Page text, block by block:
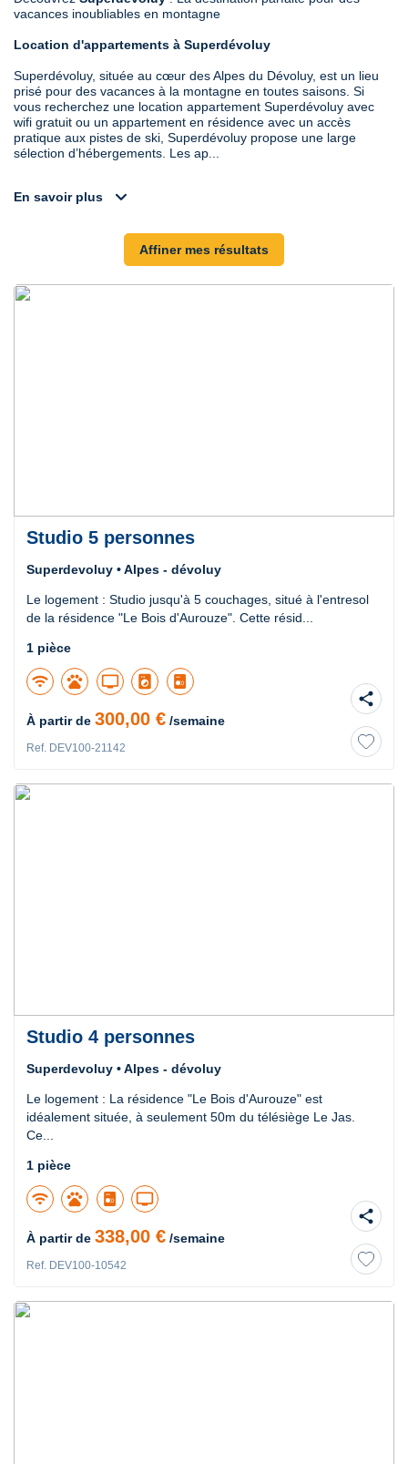
vacances inoubliables en montagne
Location d'appartements à Superdévoluy
Superdévoluy, située au cœur des Alpes du Dévoluy, est un lieu
prisé pour des vacances à la montagne en toutes saisons. Si
vous recherchez une location appartement Superdévoluy avec
wifi gratuit ou un appartement en résidence avec un accès
pratique aux pistes de ski, Superdévoluy propose une large
sélection d’hébergements. Les ap...
En savoir plus expand_more
Affiner mes résultats
Studio 5 personnes
Superdevoluy • Alpes - dévoluy
Le logement : Studio jusqu'à 5 couchages, situé à l'entresol
de la résidence "Le Bois d'Aurouze". Cette résid...
1 pièce
wifi pets tv local_laundry_service
À partir de 300,00 € /semaine
Ref. DEV100-21142
share
Studio 4 personnes
Superdevoluy • Alpes - dévoluy
Le logement : La résidence "Le Bois d'Aurouze" est
idéalement située, à seulement 50m du télésiège Le Jas.
Ce...
1 pièce
wifi pets tv
À partir de 338,00 € /semaine
Ref. DEV100-10542
share